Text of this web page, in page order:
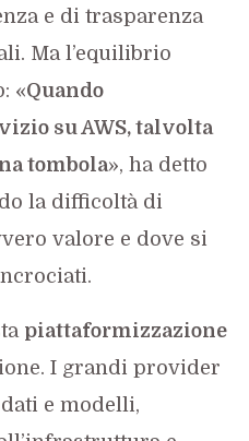
e di trasparenza
Ma l’equilibrio
«Quando
su AWS, talvolta
tombola», ha detto
la difficoltà di
valore e dove si
piattaformizzazione
I grandi provider
e modelli,